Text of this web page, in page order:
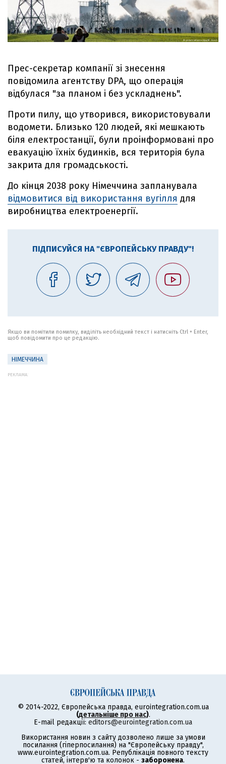
Прес-секретар компанії зі знесення
повідомила агентству DPA, що операція
відбулася "за планом і без ускладнень".
Проти пилу, що утворився, використовували
водомети. Близько 120 людей, які мешкають
біля електростанції, були проінформовані про
евакуацію їхніх будинків, вся територія була
закрита для громадськості.
До кінця 2038 року Німеччина запланувала
відмовитися від використання вугілля для
виробництва електроенергії.
ПІДПИСУЙСЯ НА "ЄВРОПЕЙСЬКУ ПРАВДУ"!
Якщо ви помітили помилку, виділіть необхідний текст і натисніть Ctrl + Enter,
щоб повідомити про це редакцію.
НІМЕЧЧИНА
РЕКЛАМА:
© 2014-2022, Європейська правда, eurointegration.com.ua
(детальніше про нас).
E-mail редакції: editors@eurointegration.com.ua
Використання новин з сайту дозволено лише за умови
посилання (гіперпосилання) на "Європейську правду",
www.eurointegration.com.ua. Републікація повного тексту
статей, інтерв'ю та колонок - заборонена.